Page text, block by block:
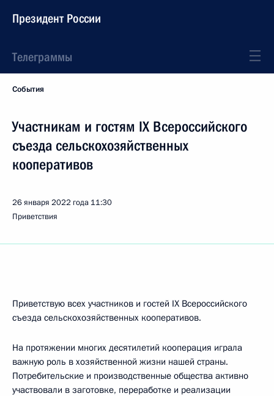
Президент России
Телеграммы
События
Участникам и гостям IX Всероссийского
съезда сельскохозяйственных
кооперативов
26 января 2022 года 11:30
Приветствия
Приветствую всех участников и гостей IX Всероссийского
съезда сельскохозяйственных кооперативов.
На протяжении многих десятилетий кооперация играла
важную роль в хозяйственной жизни нашей страны.
Потребительские и производственные общества активно
участвовали в заготовке, переработке и реализации